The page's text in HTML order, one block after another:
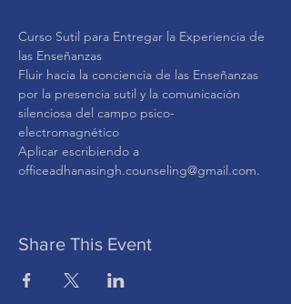
Curso Sutil para Entregar la Experiencia de
las Enseñanzas
Fluir hacia la conciencia de las Enseñanzas
por la presencia sutil y la comunicación
silenciosa del campo psico-
electromagnético
Aplicar escribiendo a
officeadhanasingh.counseling@gmail.com.
Share This Event